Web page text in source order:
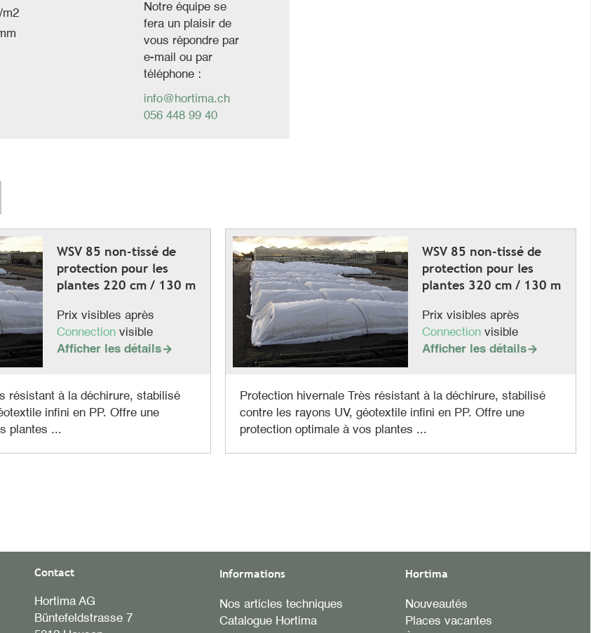
m2
Notre équipe se
fera un plaisir de
vous répondre par
e-mail ou par
téléphone :
info@hortima.ch
056 448 99 40
WSV 85 non-tissé de
protection pour les
plantes 220 cm / 130 m
Prix visibles après
Connection visible
Afficher les détails
résistant à la déchirure, stabilisé
infini en PP. Offre une
plantes ...
WSV 85 non-tissé de
protection pour les
plantes 320 cm / 130 m
Prix visibles après
Connection visible
Afficher les détails
Protection hivernale Très résistant à la déchirure, stabilisé
contre les rayons UV, géotextile infini en PP. Offre une
protection optimale à vos plantes ...
Contact
Hortima AG
Büntefeldstrasse 7
Informations
Nos articles techniques
Catalogue Hortima
Hortima
Nouveautés
Places vacantes